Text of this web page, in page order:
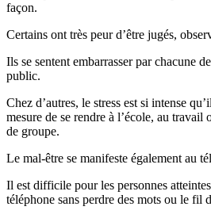
façon.
Certains ont très peur d’être jugés,
Ils se sentent embarrasser par chacune
public.
Chez d’autres, le stress est si intense
mesure de se rendre à l’école, au travail
de groupe.
Le mal-être se manifeste également au
Il est difficile pour les personnes
téléphone sans perdre des mots ou le fil